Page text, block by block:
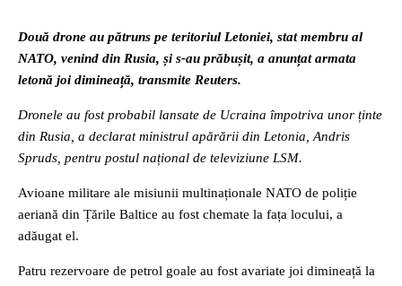
Două drone au pătruns pe teritoriul Letoniei, stat membru al
NATO, venind din Rusia, și s-au prăbușit, a anunțat armata
letonă joi dimineață, transmite Reuters.
Dronele au fost probabil lansate de Ucraina împotriva unor ținte
din Rusia, a declarat ministrul apărării din Letonia, Andris
Spruds, pentru postul național de televiziune LSM.
Avioane militare ale misiunii multinaționale NATO de poliție
aeriană din Țările Baltice au fost chemate la fața locului, a
adăugat el.
Patru rezervoare de petrol goale au fost avariate joi dimineață la